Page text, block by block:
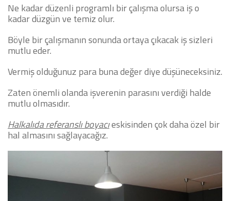
Ne kadar düzenli programlı bir çalışma olursa iş o
kadar düzgün ve temiz olur.
Böyle bir çalışmanın sonunda ortaya çıkacak iş sizleri
mutlu eder.
Vermiş olduğunuz para buna değer diye düşüneceksiniz.
Zaten önemli olanda işverenin parasını verdiği halde
mutlu olmasıdır.
Halkalıda referanslı boyacıeskisinden çok daha özel bir
hal almasını sağlayacağız.